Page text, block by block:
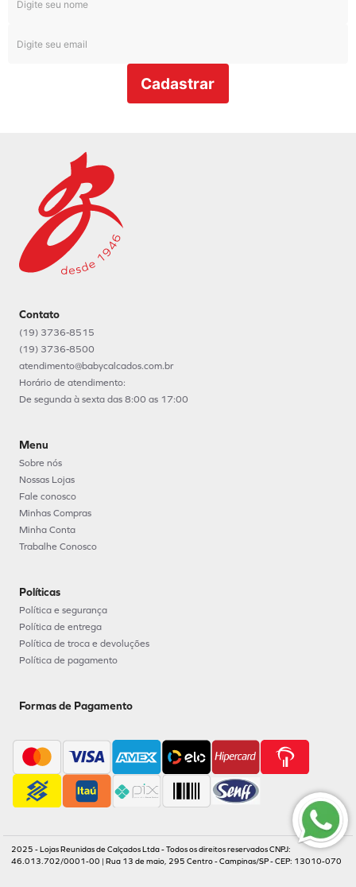
Cadastrar
Contato
(19) 3736-8515
(19) 3736-8500
atendimento@babycalcados.com.br
Horário de atendimento:
De segunda à sexta das 8:00 as 17:00
Menu
Sobre nós
Nossas Lojas
Fale conosco
Minhas Compras
Minha Conta
Trabalhe Conosco
Políticas
Política e segurança
Política de entrega
Política de troca e devoluções
Política de pagamento
Formas de Pagamento
2025 - Lojas Reunidas de Calçados Ltda - Todos os direitos reservados CNPJ:
46.013.702/0001-00 | Rua 13 de maio, 295 Centro - Campinas/SP - CEP: 13010-070